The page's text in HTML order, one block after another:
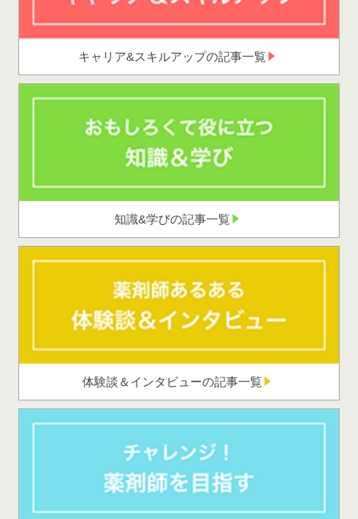
キャリア&スキルアップの記事一覧
知識&学びの記事一覧
体験談＆インタビューの記事一覧